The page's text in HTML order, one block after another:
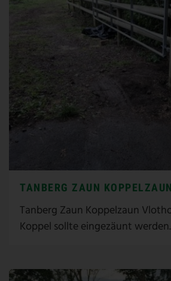
TANBERG ZAUN
Tanberg Zaun Koppelzaun
Koppel sollte eingezäunt